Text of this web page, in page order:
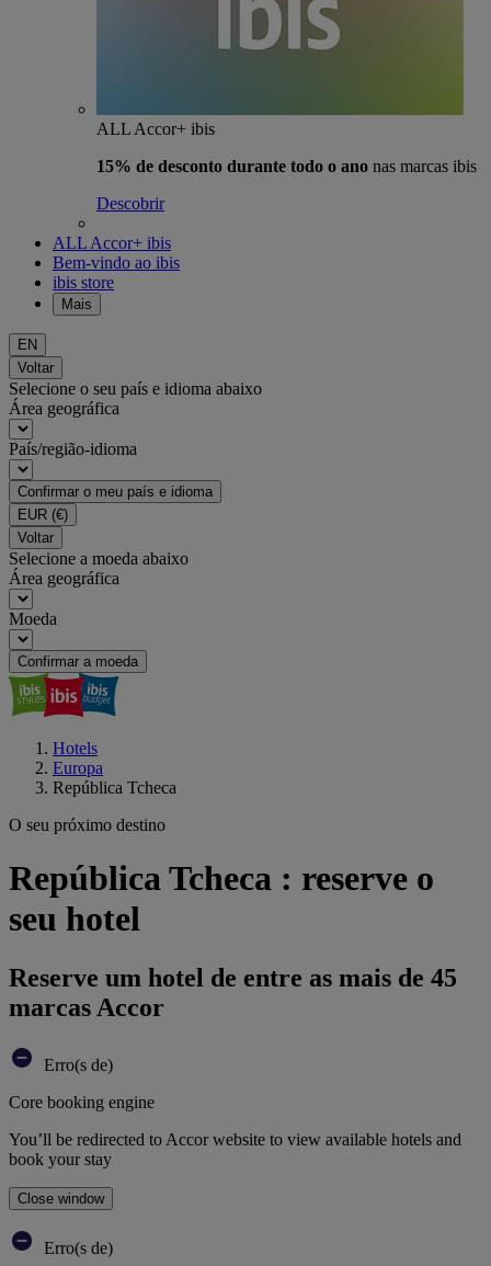
ALL Accor+ ibis
15% de desconto durante todo o ano nas marcas ibis
Descobrir
ALL Accor+ ibis
Bem-vindo ao ibis
ibis store
Mais
EN
Voltar
Selecione o seu país e idioma abaixo
Área geográfica
País/região-idioma
Confirmar o meu país e idioma
EUR (€)
Voltar
Selecione a moeda abaixo
Área geográfica
Moeda
Confirmar a moeda
Hotels
Europa
República Tcheca
O seu próximo destino
República Tcheca : reserve o
seu hotel
Reserve um hotel de entre as mais de 45
marcas Accor
Erro(s de)
Core booking engine
You’ll be redirected to Accor website to view available hotels and
book your stay
Close window
Erro(s de)